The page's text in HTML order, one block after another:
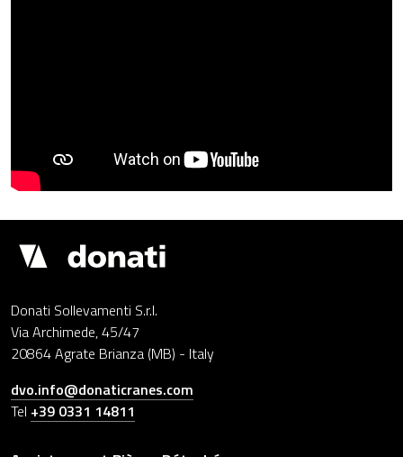
Drupal
Donati Sollevamenti S.r.l.
Via Archimede, 45/47
20864 Agrate Brianza (MB) - Italy
dvo.info@donaticranes.com
Tel +39 0331 14811